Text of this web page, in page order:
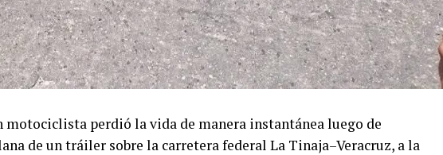
motociclista perdió la vida de manera instantánea luego de
de un tráiler sobre la carretera federal La Tinaja–Veracruz, a la